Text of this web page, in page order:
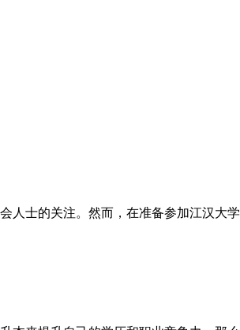
士的关注。然而，在准备参加江汉大